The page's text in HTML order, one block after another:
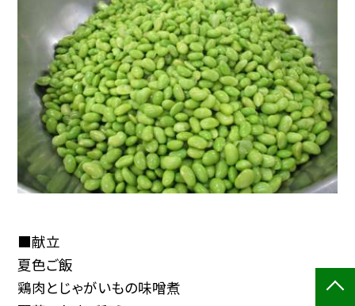
■献立
夏色ご飯
鶏肉とじゃがいもの味噌煮